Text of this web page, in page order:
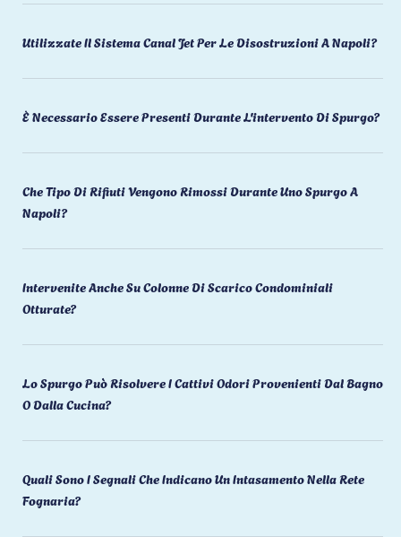
Utilizzate Il Sistema Canal Jet Per Le Disostruzioni A Napoli?
È Necessario Essere Presenti Durante L'intervento Di Spurgo?
Che Tipo Di Rifiuti Vengono Rimossi Durante Uno Spurgo A
Napoli?
Intervenite Anche Su Colonne Di Scarico Condominiali
Otturate?
Lo Spurgo Può Risolvere I Cattivi Odori Provenienti Dal Bagno
O Dalla Cucina?
Quali Sono I Segnali Che Indicano Un Intasamento Nella Rete
Fognaria?